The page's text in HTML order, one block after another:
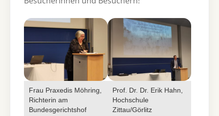
Frau Praxedis Möhring,
Richterin am
Bundesgerichtshof
Prof. Dr. Dr. Erik Hahn,
Hochschule
Zittau/Görlitz